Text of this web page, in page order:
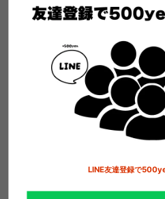
LINE友達登録で